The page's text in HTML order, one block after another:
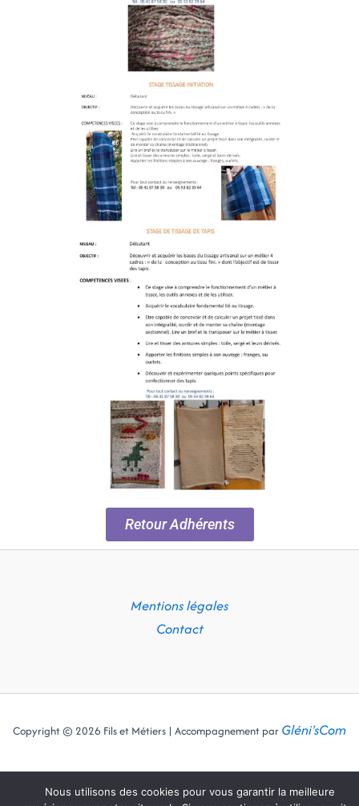
Retour Adhérents
Mentions légales
Contact
Copyright © 2026 Fils et Métiers | Accompagnement par Gléni'sCom
Nous utilisons des cookies pour vous garantir la meilleure